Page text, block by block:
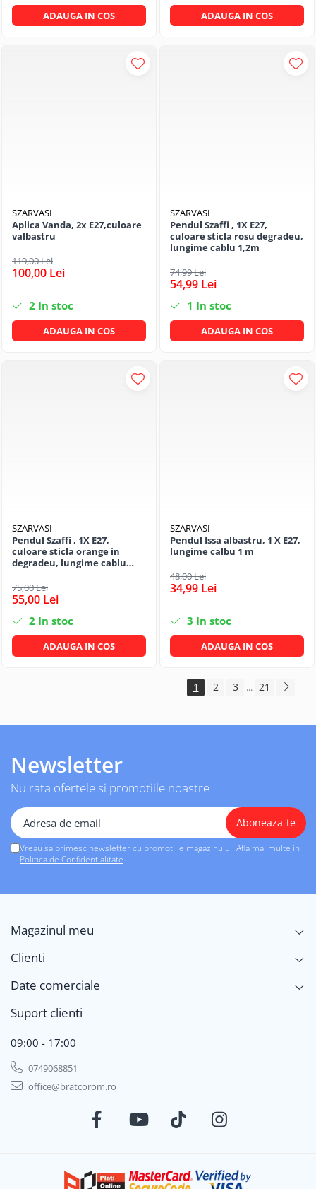
ADAUGA IN COS ADAUGA IN COS
SZARVASI
Aplica Vanda, 2x E27,culoare
valbastru
119,00 Lei
100,00 Lei
2 In stoc
ADAUGA IN COS
SZARVASI
Pendul Szaffi , 1X E27,
culoare sticla rosu degradeu,
lungime cablu 1,2m
74,99 Lei
54,99 Lei
1 In stoc
ADAUGA IN COS
SZARVASI
Pendul Szaffi , 1X E27,
culoare sticla orange in
degradeu, lungime cablu
75,00 Lei
55,00 Lei
2 In stoc
ADAUGA IN COS
SZARVASI
Pendul Issa albastru, 1 X E27,
lungime calbu 1 m
48,00 Lei
34,99 Lei
3 In stoc
ADAUGA IN COS
1 2 3 ... 21
Newsletter
Nu rata ofertele si promotiile noastre
Vreau sa primesc newsletter cu promotiile magazinului. Afla mai multe in
Politica de Confidentialitate
Magazinul meu
Clienti
Date comerciale
Suport clienti
09:00 - 17:00
0749068851
office@bratcorom.ro